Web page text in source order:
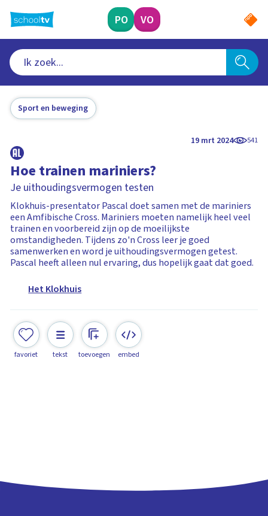
naar
hoofdinhoud
PO VO
Sport en beweging
19 mrt 2024 541
Hoe trainen mariniers?
Je uithoudingsvermogen testen
Klokhuis-presentator Pascal doet samen met de mariniers
een Amfibische Cross. Mariniers moeten namelijk heel veel
trainen en voorbereid zijn op de moeilijkste
omstandigheden. Tijdens zo'n Cross leer je goed
samenwerken en word je uithoudingsvermogen getest.
Pascal heeft alleen nul ervaring, dus hopelijk gaat dat goed.
Het Klokhuis
favoriet tekst toevoegen embed